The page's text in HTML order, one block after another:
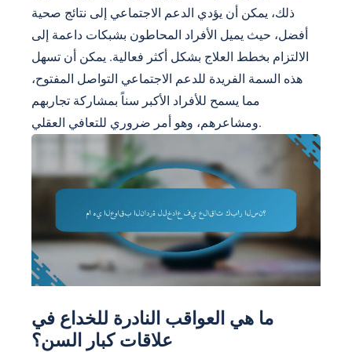
ذلك، يمكن أن يؤدي الدعم الاجتماعي إلى نتائج صحية
أفضل، حيث يميل الأفراد المحاطون بشبكات داعمة إلى
الالتزام بخطط العلاج بشكل أكثر فعالية. يمكن أن تسهل
هذه السمة الفريدة للدعم الاجتماعي التواصل المفتوح،
مما يسمح للأفراد الأكبر سناً بمشاركة تجاربهم
ومشاعرهم، وهو أمر ضروري للتعافي العقلي.
ما هي العواقب النادرة للخداع في
علاقات كبار السن؟